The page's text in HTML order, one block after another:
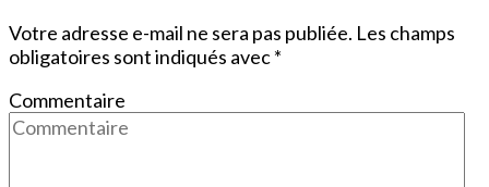
Votre adresse e-mail ne sera pas publiée. Les champs
obligatoires sont indiqués avec*
Commentaire